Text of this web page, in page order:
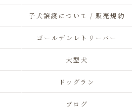
子犬譲渡について / 販売規約
ゴールデンレトリーバー
大型犬
ドッグラン
ブログ